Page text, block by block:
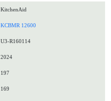
KitchenAid
KCBMR 12600
U3-R160114
2024
197
169